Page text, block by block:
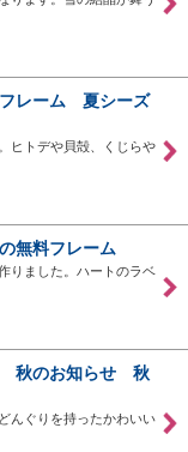
フレーム 夏シーズ
ヒトデや貝殻、くじらや
無料フレーム
りました。ハートのラベ
秋のお知らせ 秋
んぐりを持ったかわいい